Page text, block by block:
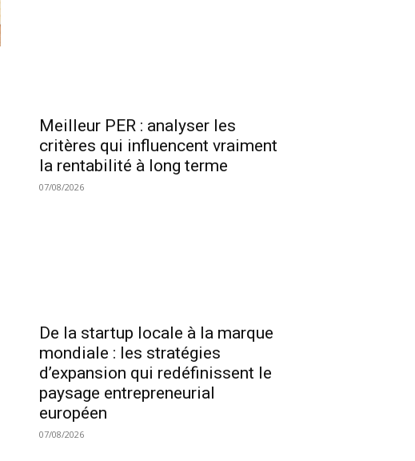
Meilleur PER : analyser les
critères qui influencent vraiment
la rentabilité à long terme
07/08/2026
De la startup locale à la marque
mondiale : les stratégies
d’expansion qui redéfinissent le
paysage entrepreneurial
européen
07/08/2026